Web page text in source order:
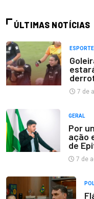
ÚLTIMAS NOTÍCIAS
ESPORTE
7 de
GERAL
Por
ação
de
7 de